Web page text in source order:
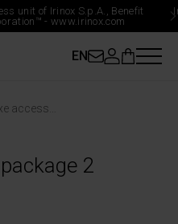
unit of Irinox S.p.A., Benefit
- www.irinox.com
EN
2